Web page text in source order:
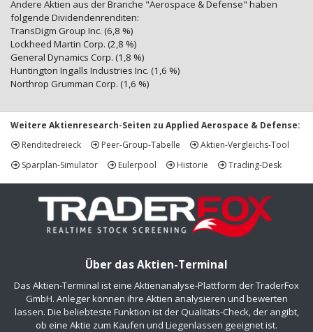
Andere Aktien aus der Branche "Aerospace & Defense" haben
folgende Dividendenrenditen:
TransDigm Group Inc. (6,8 %)
Lockheed Martin Corp. (2,8 %)
General Dynamics Corp. (1,8 %)
Huntington Ingalls Industries Inc. (1,6 %)
Northrop Grumman Corp. (1,6 %)
Weitere Aktienresearch-Seiten zu Applied Aerospace & Defense:
Renditedreieck
Peer-Group-Tabelle
Aktien-Vergleichs-Tool
Sparplan-Simulator
Eulerpool Historie Trading-Desk
Über das Aktien-Terminal
Das Aktien-Terminal ist eine Aktienanalyse-Plattform der TraderFox
GmbH. Anleger können ihre Aktien analysieren und bewerten
lassen. Die beliebteste Funktion ist der Qualitäts-Check, der angibt,
ob eine Aktie zum Kaufen und Liegenlassen geeignet ist.